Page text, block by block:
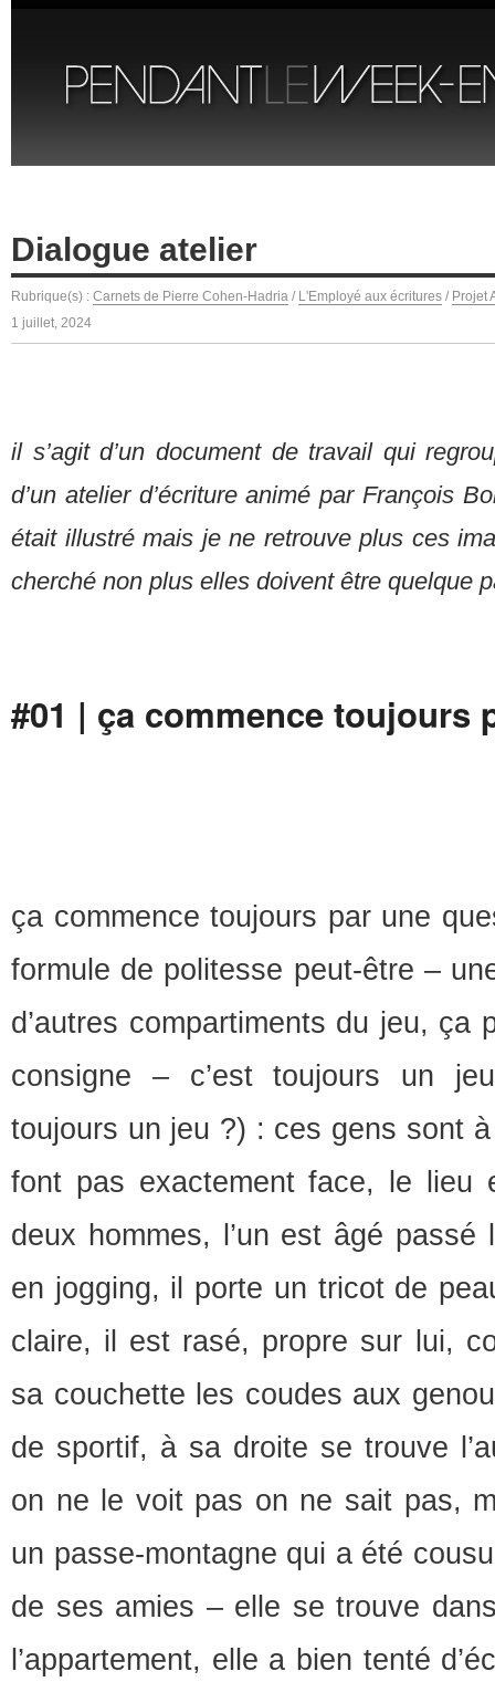
Dialogue atelier
Rubrique(s) : Carnets de Pierre Cohen-Hadria / L'Employé aux écritures / Projet
1 juillet, 2024
il s’agit d’un document de travail qui
d’un atelier d’écriture animé par François
était illustré mais je ne retrouve plus ces
cherché non plus elles doivent être quelque
#01 | ça commence toujours
ça commence toujours par une
formule de politesse peut-être –
d’autres compartiments du jeu, ça
consigne – c’est toujours un
toujours un jeu ?) : ces gens sont
font pas exactement face, le lieu
deux hommes, l’un est âgé
en jogging, il porte un tricot de
claire, il est rasé, propre sur lui,
sa couchette les coudes aux
de sportif, à sa droite se trouve
on ne le voit pas on ne sait pas,
un passe-montagne qui a été
de ses amies – elle se trouve
l’appartement, elle a bien tenté